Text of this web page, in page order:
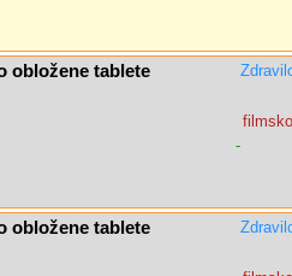
obložene tablete
-
obložene tablete